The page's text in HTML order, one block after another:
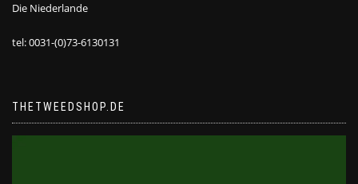
Die Niederlande
tel: 0031-(0)73-6130131
THETWEEDSHOP.DE